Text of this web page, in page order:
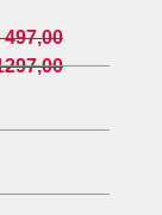
497,00